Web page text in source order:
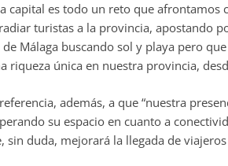
capital es todo un reto que afrontamos
turistas a la provincia, apostando
Málaga buscando sol y playa pero
riqueza única en nuestra provincia,
además, a que “nuestra
su espacio en cuanto a
sin duda, mejorará la llegada de